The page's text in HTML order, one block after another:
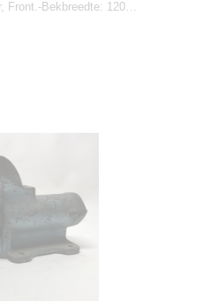
Front.-Bekbreedte: 120…